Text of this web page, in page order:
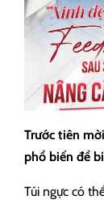
Trước tiên
phổ biến để
Túi ngực có